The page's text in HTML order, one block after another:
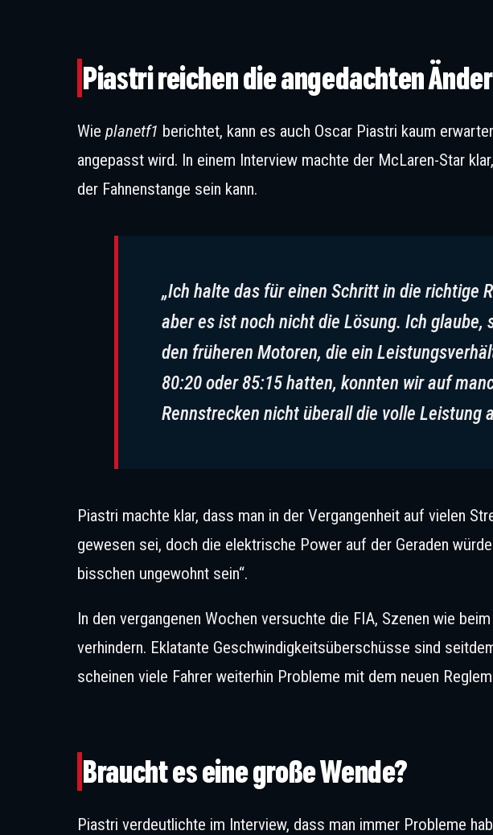
Piastri reichen die angedachten
Wieplanetf1 berichtet, kann es auch Oscar Piastri kaum
angepasst wird. In einem Interview machte der McLaren-Star
der Fahnenstange sein kann.
„Ich halte das für einen Schritt in die richtige
aber es ist noch nicht die Lösung. Ich glaube,
den früheren Motoren, die ein
80:20 oder 85:15 hatten, konnten wir auf
Rennstrecken nicht überall die volle Leistung
Piastri machte klar, dass man in der Vergangenheit auf vielen
gewesen sei, doch die elektrische Power auf der Geraden
bisschen ungewohnt sein“.
In den vergangenen Wochen versuchte die FIA, Szenen wie
verhindern. Eklatante Geschwindigkeitsüberschüsse sind
scheinen viele Fahrer weiterhin Probleme mit dem neuen
Braucht es eine große Wende?
Piastri verdeutlichte im Interview, dass man immer Probleme